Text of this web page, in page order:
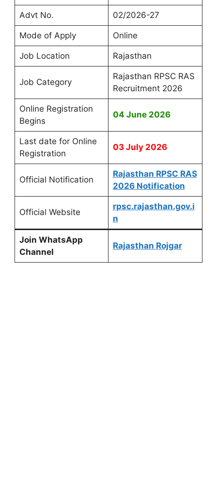
Advt No. 02/2026-27
Mode of Apply Online
Job Location Rajasthan
Job Category
Rajasthan RPSC RAS
Recruitment 2026
Online Registration
Begins
04 June 2026
Last date for Online
Registration
03 July 2026
Official Notification
Rajasthan RPSC RAS
2026 Notification
Official Website
rpsc.rajasthan.gov.i
n
Join WhatsApp
Channel
Rajasthan Rojgar